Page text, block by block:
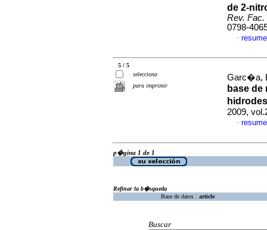
de 2-
Rev. Fac.
0798-
·
5 / 5
selecciona
para imprimir
Garc�a,
base de
2009,
·
p�gina 1 de 1
Refinar la b�squeda
Base de datos : article
Buscar